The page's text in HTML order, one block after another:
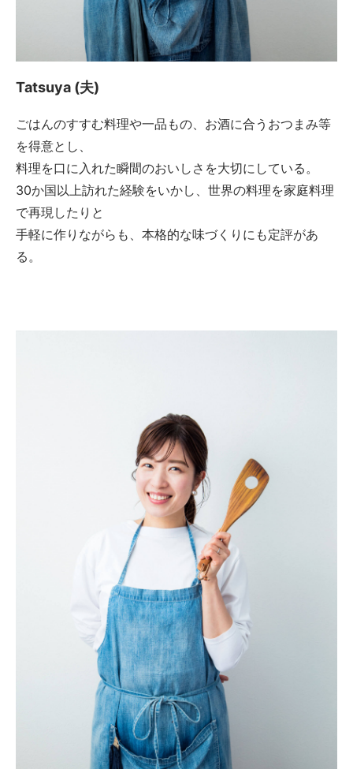
Tatsuya (夫)
ごはんのすすむ料理や一品もの、お酒に合うおつまみ等
を得意とし、
料理を口に入れた瞬間のおいしさを大切にしている。
30か国以上訪れた経験をいかし、世界の料理を家庭料理
で再現したりと
手軽に作りながらも、本格的な味づくりにも定評があ
る。